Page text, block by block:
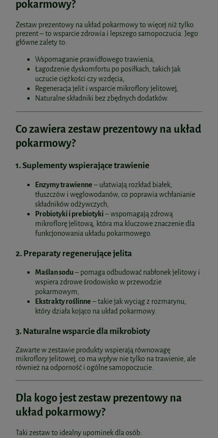
pokarmowy?
Zestaw prezentowy na układ pokarmowy to więcej niż tylko
prezent – to wsparcie zdrowia i lepszego samopoczucia. Jego
główne zalety to:
Wspomaganie prawidłowego trawienia,
Łagodzenie dyskomfortu po posiłkach, takich jak
uczucie ciężkości czy wzdęcia,
Regeneracja jelit i wsparcie mikroflory jelitowej,
Naturalne składniki bez zbędnych dodatków.
Co zawiera zestaw prezentowy na układ
pokarmowy?
1. Suplementy wspierające trawienie
Enzymy trawienne– ułatwiają rozkład białek,
tłuszczów i węglowodanów, co poprawia wchłanianie
składników odżywczych,
Probiotyki i prebiotyki– wspomagają zdrową
mikroflorę jelitową, która ma kluczowe znaczenie dla
funkcjonowania układu pokarmowego.
2. Preparaty regenerujące jelita
Maślan sodu– pomaga odbudować nabłonek jelitowy i
wspiera zdrowe środowisko w przewodzie
pokarmowym,
Ekstrakty roślinne– takie jak wyciąg z rozmarynu,
który działa kojąco na układ pokarmowy.
3. Naturalne wsparcie dla mikrobioty
Zawarte w zestawie produkty wspierają równowagę
mikroflory jelitowej, co ma wpływ nie tylko na trawienie, ale
również na odporność i ogólne samopoczucie.
Dla kogo jest zestaw prezentowy na
układ pokarmowy?
Taki zestaw to idealny upominek dla osób: